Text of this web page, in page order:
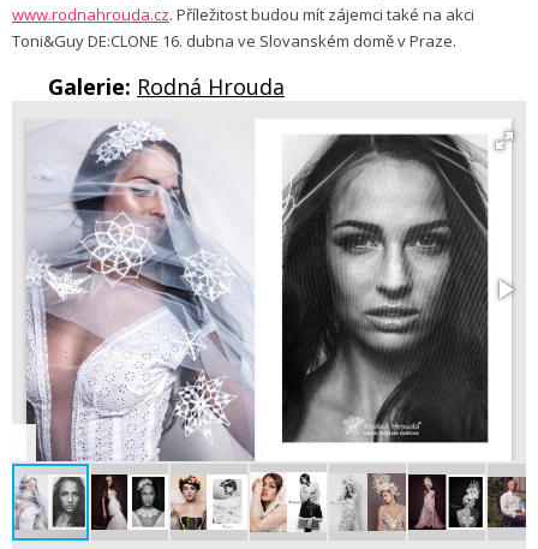
www.rodnahrouda.cz. Příležitost budou mít zájemci také na akci
Toni&Guy DE:CLONE 16. dubna ve Slovanském domě v Praze.
Galerie: Rodná Hrouda